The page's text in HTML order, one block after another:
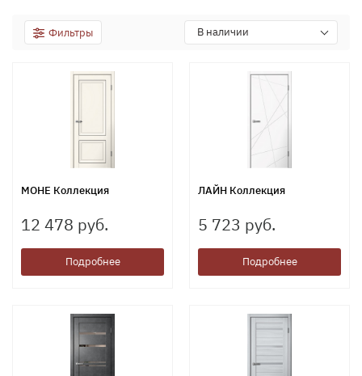
Фильтры В наличии
МОНЕ Коллекция
12 478 руб.
Подробнее
ЛАЙН Коллекция
5 723 руб.
Подробнее